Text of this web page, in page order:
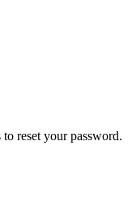
to reset your password.